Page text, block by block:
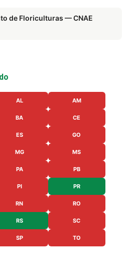
de Floriculturas — CNAE
AL AM
BA CE
ES GO
MG MS
PA PB
PI PR
RN RO
RS SC
SP TO